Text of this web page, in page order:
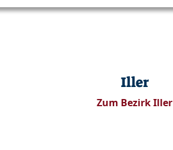
Iller
Zum Bezirk Iller